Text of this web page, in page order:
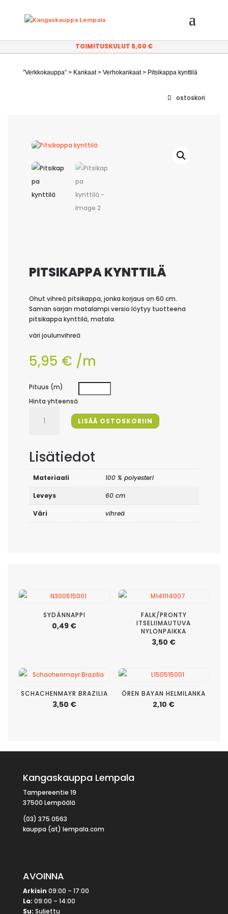
TOIMITUSKULUT 5,00 €
”Verkkokauppa”> Kankaat> Verhokankaat> Pitsikappa kynttilä
ostoskori
PITSIKAPPA KYNTTILÄ
Ohut vihreä pitsikappa, jonka korjaus on 60 cm.
Saman sarjan matalampi versio löytyy tuotteena
pitsikappa kynttilä, matala.
väri joulunvihreä
5,95 € /m
Pituus (m)
Hinta yhteensä
kynttilä
LISÄÄ OSTOSKORIIN
Lisätiedot
Materiaali 100 % polyesteri
Leveys 60 cm
Väri vihreä
SYDÄNNAPPI
0,49 €
FALK/PRONTY
ITSELIIMAUTUVA
NYLONPAIKKA
3,50 €
SCHACHENMAYR BRAZILIA
3,50 €
ÖREN BAYAN HELMILANKA
2,10 €
Kangaskauppa Lempala
Tampereentie 19
37500 Lempäälä
(03) 375 0563
kauppa (at) lempala.com
AVOINNA
Arkisin 09:00 – 17:00
La: 09:00 – 14:00
Su: Suljettu